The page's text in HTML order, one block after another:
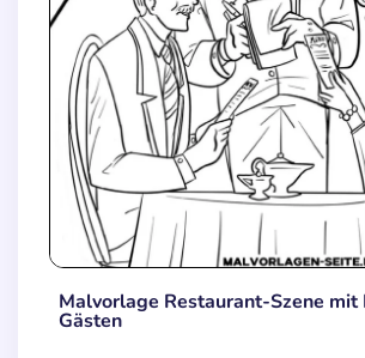
Malvorlage Restaurant-Szene mit
Gästen